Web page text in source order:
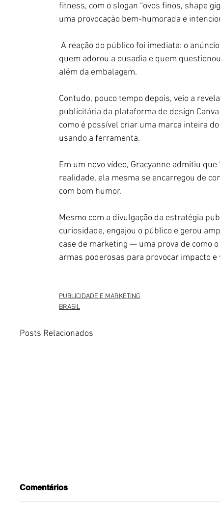
fitness, com o slogan “ovos finos, shape
uma provocação bem-humorada e
A reação do público foi imediata: o
quem adorou a ousadia e quem
além da embalagem.
Contudo, pouco tempo depois, veio a
publicitária da plataforma de design
como é possível criar uma marca inteira
usando a ferramenta.
Em um novo vídeo, Gracyanne admitiu
realidade, ela mesma se encarregou de
com bom humor.
Mesmo com a divulgação da estratégia
curiosidade, engajou o público e gerou
case de marketing — uma prova de como
armas poderosas para provocar impacto
PUBLICIDADE E MARKETING
BRASIL
Posts Relacionados
Comentários